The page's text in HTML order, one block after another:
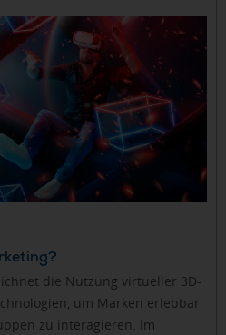
die Nutzung virtueller 3D-
um Marken erlebbar
zu interagieren. Im